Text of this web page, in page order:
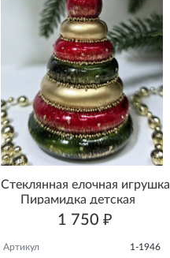
Стеклянная елочная игрушка
Пирамидка детская
1 750 ₽
Артикул
1-1946